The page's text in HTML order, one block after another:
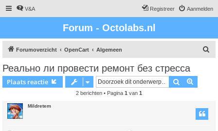
V&A Aanmelden
Registreer
Forum - Octolabs.nl
Forumoverzicht OpenCart Algemeen
Реально ли провести ремонт без стресса
Plaats reactie Zoek
2 berichten • Pagina 1 van 1
Mildretem